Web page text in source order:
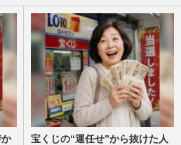
宝くじの“運任せ”から抜けた人